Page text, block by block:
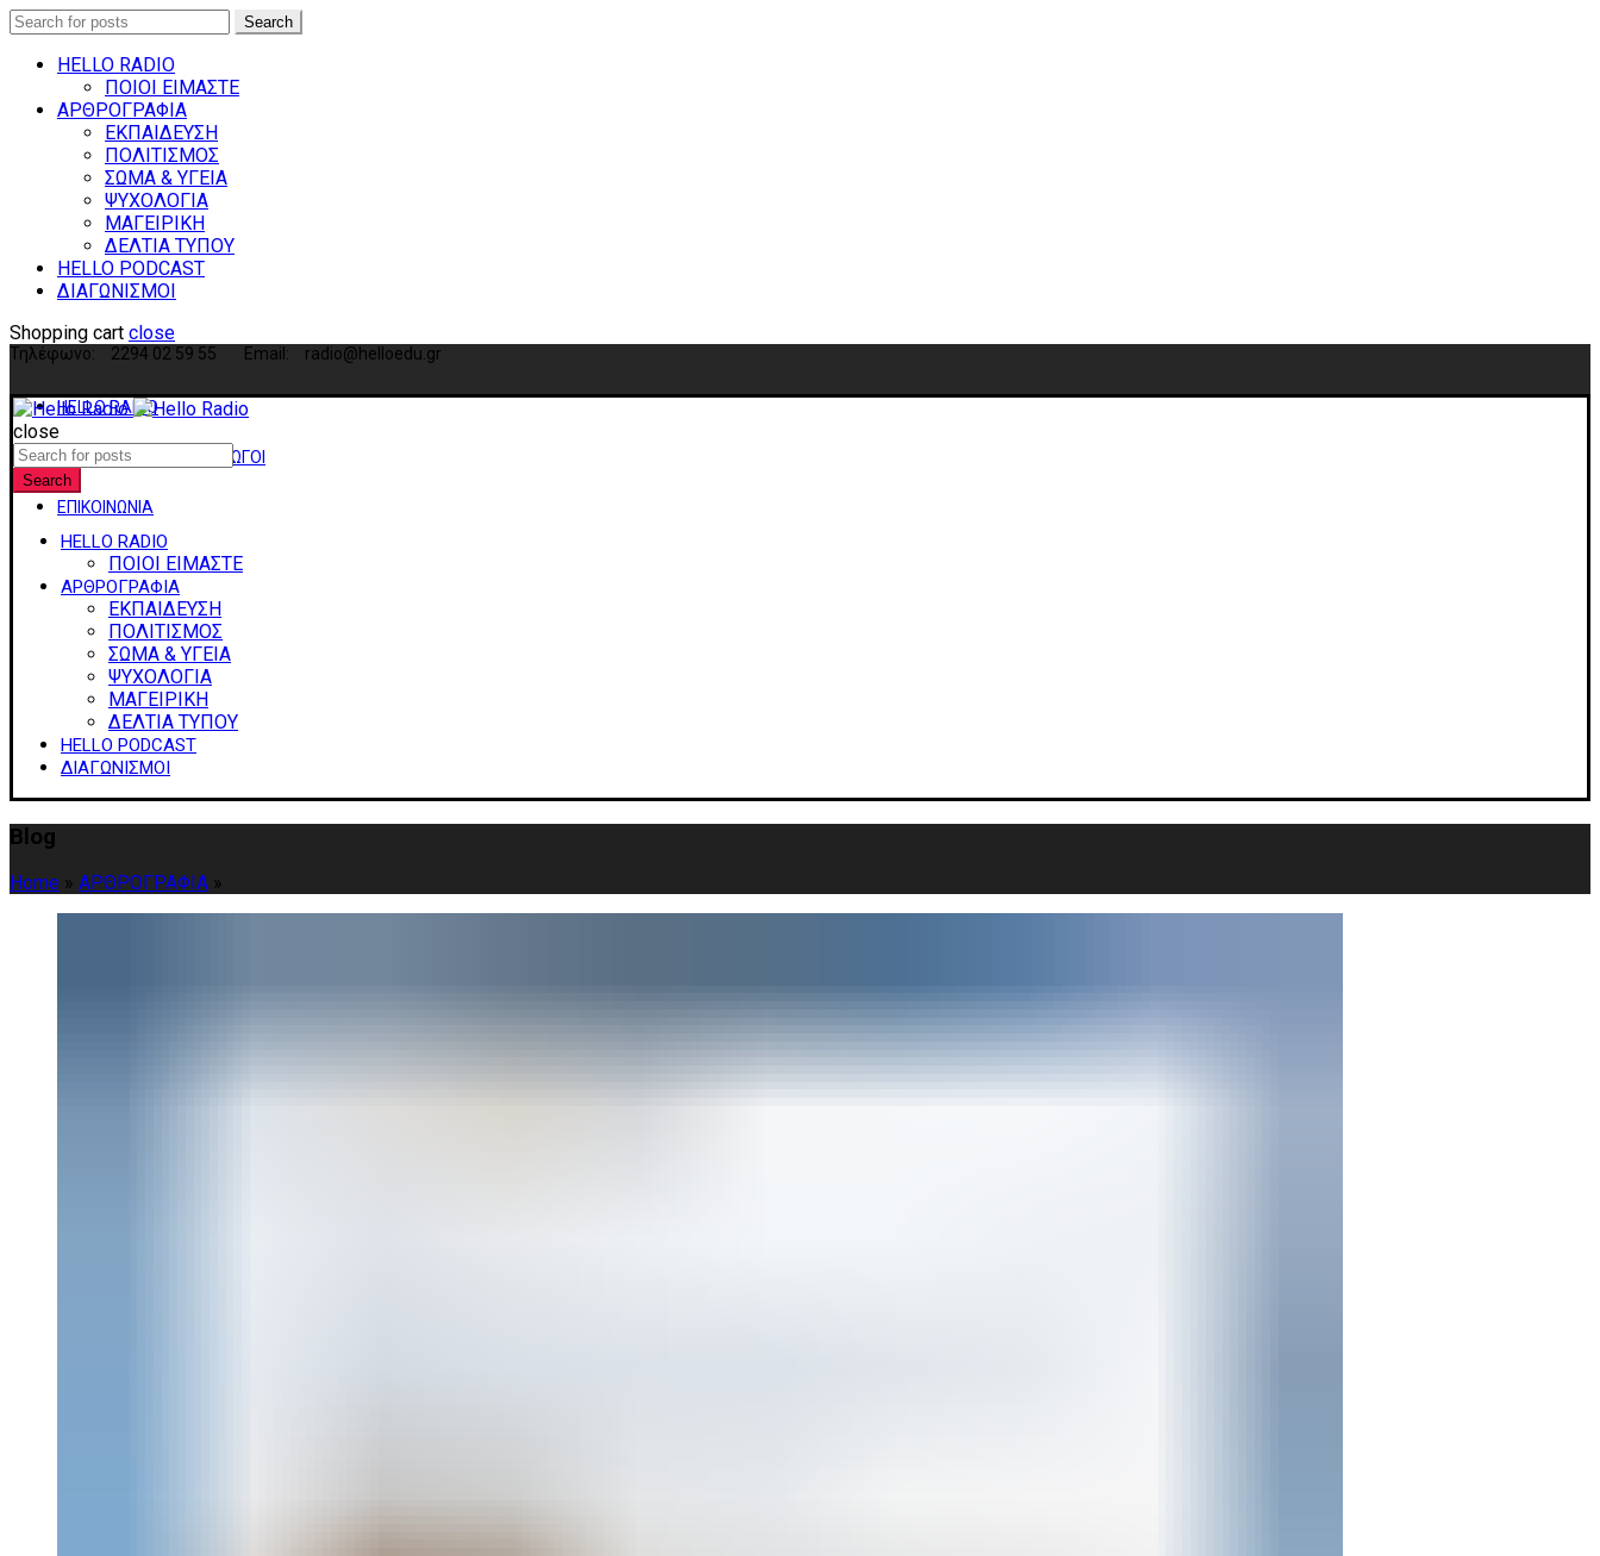
Search
for:
Search
HELLO RADIO
ΠΟΙΟΙ ΕΙΜΑΣΤΕ
ΑΡΘΡΟΓΡΑΦΙΑ
ΕΚΠΑΙΔΕΥΣΗ
ΠΟΛΙΤΙΣΜΟΣ
ΣΩΜΑ & ΥΓΕΙΑ
ΨΥΧΟΛΟΓΙΑ
ΜΑΓΕΙΡΙΚΗ
ΔΕΛΤΙΑ ΤΥΠΟΥ
HELLO PODCAST
ΔΙΑΓΩΝΙΣΜΟΙ
Shopping cart close
Τηλέφωνο: 2294 02 59 55 Email: radio@helloedu.gr
HELLO RADIO
ΑΡΘΡΟΓΡΑΦΟΙ-ΠΑΡΑΓΩΓΟΙ
ΕΠΙΚΟΙΝΩΝΙΑ
close
Search
for:
Search
HELLO RADIO
ΠΟΙΟΙ ΕΙΜΑΣΤΕ
ΑΡΘΡΟΓΡΑΦΙΑ
ΕΚΠΑΙΔΕΥΣΗ
ΠΟΛΙΤΙΣΜΟΣ
ΣΩΜΑ & ΥΓΕΙΑ
ΨΥΧΟΛΟΓΙΑ
ΜΑΓΕΙΡΙΚΗ
ΔΕΛΤΙΑ ΤΥΠΟΥ
HELLO PODCAST
ΔΙΑΓΩΝΙΣΜΟΙ
Blog
Home » ΑΡΘΡΟΓΡΑΦΙΑ »